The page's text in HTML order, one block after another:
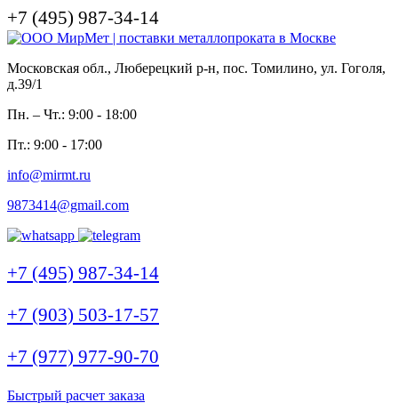
+7 (495) 987-34-14
Московская обл., Люберецкий р-н, пос. Томилино, ул. Гоголя,
д.39/1
Пн. – Чт.: 9:00 - 18:00
Пт.: 9:00 - 17:00
info@mirmt.ru
9873414@gmail.com
+7 (495) 987-34-14
+7 (903) 503-17-57
+7 (977) 977-90-70
Быстрый расчет заказа